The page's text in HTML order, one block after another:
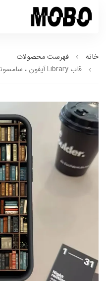
خانه
فهرست محصولات
قاب Library آیفون ، سامسونگ ، شیائومی (کدC1982)